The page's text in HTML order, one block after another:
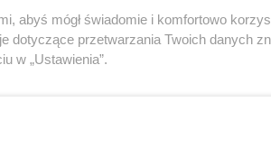
abyś mógł świadomie i komfortowo
dotyczące przetwarzania Twoich danych
w „Ustawienia”.